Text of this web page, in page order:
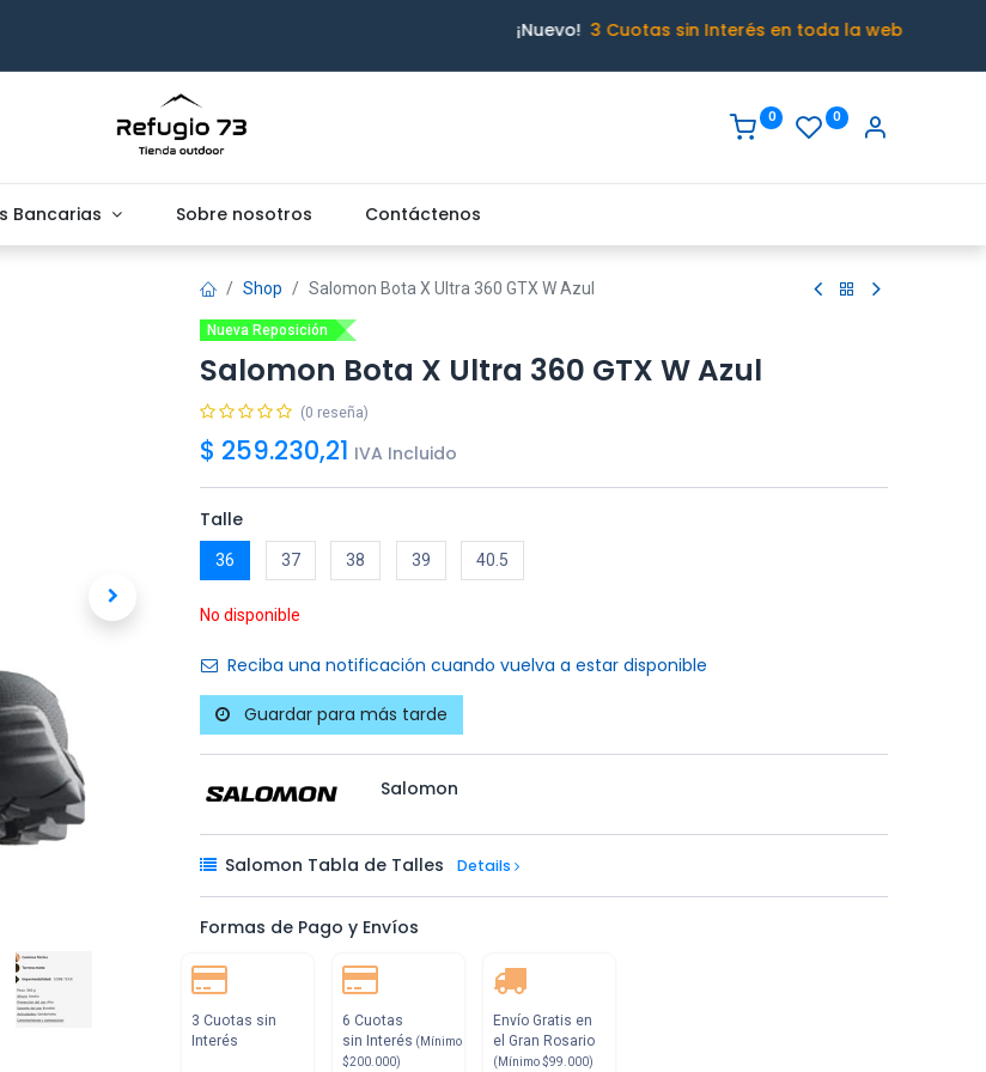
¡Nuevo! 3 Cuotas sin Interés en toda la web
0 0
Bancarias Sobre nosotros Contáctenos
Shop Salomon Bota X Ultra 360 GTX W Azul
Nueva Reposición
Salomon Bota X Ultra 360 GTX W Azul
(0 reseña)
$ 259.230,21 IVA Incluido
Talle
36 37 38 39 40.5
No disponible
Reciba una notificación cuando vuelva a estar disponible
Guardar para más tarde
Salomon
Salomon Tabla de Talles Details
Formas de Pago y Envíos
3 Cuotas sin
Interés
6 Cuotas
sin Interés (Mínimo
$200.000)
Envío Gratis en
el Gran Rosario
(Mínimo $99.000)